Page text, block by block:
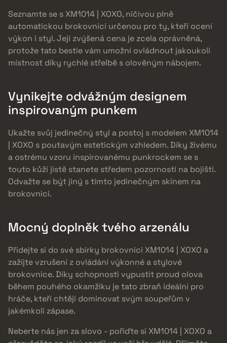
Seznamte se s XM1014 | XOXO, ničivou plně
automatickou brokovnicí určenou pro ty, kteří ocení
výkon i styl. Její zvýšená cena je zcela oprávněná,
protože tato bestie vám umožní ovládnout jakoukoli
místnost díky rychlé střelbě s olověným nábojem.
Vynikejte odvážným designem
inspirovaným punkem
Ukažte svůj jedinečný styl a postoj s modelem XM1014
| XOXO s poutavým estetickým vzhledem. Díky živému
a ostrému vzoru inspirovanému punkrockem se s
touto kůží jistě stanete středem pozornosti na bojišti.
Odvažte se být jiný s tímto jedinečným skinem na
brokovnici.
Mocný doplněk tvého arzenálu
Přidejte si do své sbírky brokovnici XM1014 | XOXO a
zažijte vzrušení z ovládání výkonné a stylové
brokovnice. Díky schopnosti vypustit proud olova
během pouhého okamžiku je tato zbraň ideální pro
hráče, kteří chtějí dominovat svým soupeřům v
jakémkoli zápase.
Neberte nás jen za slovo - pořiďte si XM1014 | XOXO a